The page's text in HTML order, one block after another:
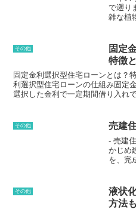
の伝統
室礼は
で遡り
雑な植
ンの伝
され、
た。ヨ
世紀後
服飾や
されま
は東洋
イズリ
多くの
ズリー
として
その他
固定
特徴
固定金利選択型住宅ローンとは？
利選択型住宅ローンの仕組み固定
選択した金利で一定期間借り入れ
ることも可能です。固定金利選択
説明します。まず、住宅ローンを
の返済期間を決定します。その際
どの期間の中から、固定金利期間
金利が固定されるため、返済額が
向を考慮して、最も有利な金利を
選択型住宅ローンは、金利変動リ
住宅ローンです。ただし、選択し
その他 売建
- 売建
かじめ
を、完
り、購
せん。
ストも
その他
液状
方法